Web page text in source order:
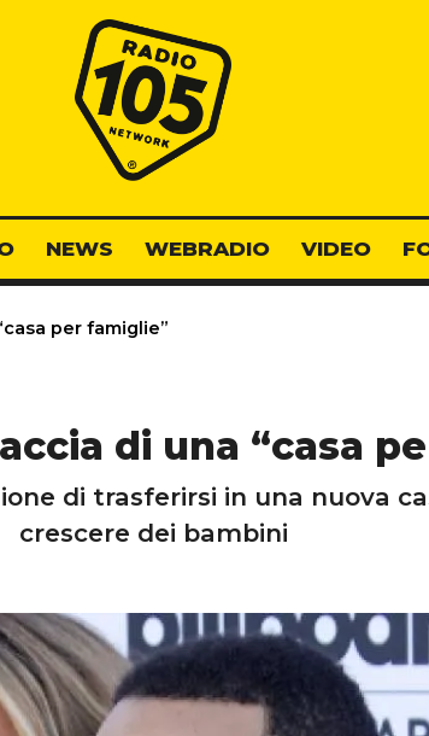
Radio 105
NEWS WEBRADIO VIDEO
per famiglie”
di una “casa
di trasferirsi in una nuova
crescere dei bambini